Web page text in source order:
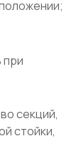
секций,
стойки,